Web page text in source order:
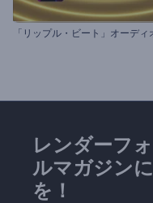
レンダーフ
ルマガジン
を！